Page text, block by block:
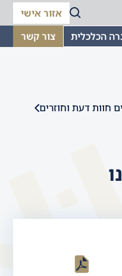
אזור אישי
הכלכלית
צור קשר
חוות דעת וחוזרים